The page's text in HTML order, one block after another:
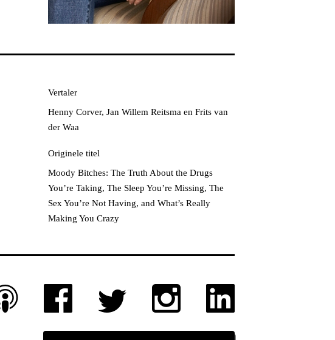
Vertaler
Henny Corver, Jan Willem Reitsma en Frits van
der Waa
Originele titel
Moody Bitches: The Truth About the Drugs
You’re Taking, The Sleep You’re Missing, The
Sex You’re Not Having, and What’s Really
Making You Crazy